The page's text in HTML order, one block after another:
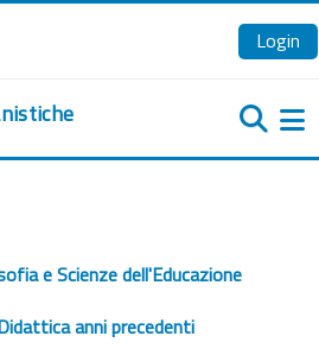
Login
e Scienze dell'Educazione
anni precedenti